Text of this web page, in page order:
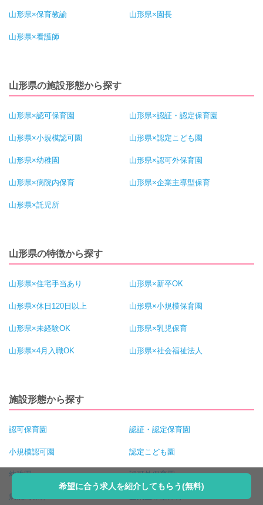
希望に合う求人を紹介してもらう(無料)
山形県×保育教諭 山形県×園長
山形県×看護師
山形県の施設形態から探す
山形県×認可保育園 山形県×認証・認定保育園
山形県×小規模認可園 山形県×認定こども園
山形県×幼稚園 山形県×認可外保育園
山形県×病院内保育 山形県×企業主導型保育
山形県×託児所
山形県の特徴から探す
山形県×住宅手当あり 山形県×新卒OK
山形県×休日120日以上 山形県×小規模保育園
山形県×未経験OK 山形県×乳児保育
山形県×4月入職OK 山形県×社会福祉法人
施設形態から探す
認可保育園 認証・認定保育園
小規模認可園 認定こども園
幼稚園 認可外保育園
病院内保育